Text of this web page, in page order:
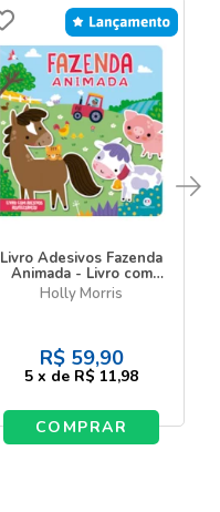
Livro Adesivos Fazenda
Animada - Livro com
adesivos reutilizáveis
Holly Morris
R$ 59,90
5 x de R$ 11,98
COMPRAR